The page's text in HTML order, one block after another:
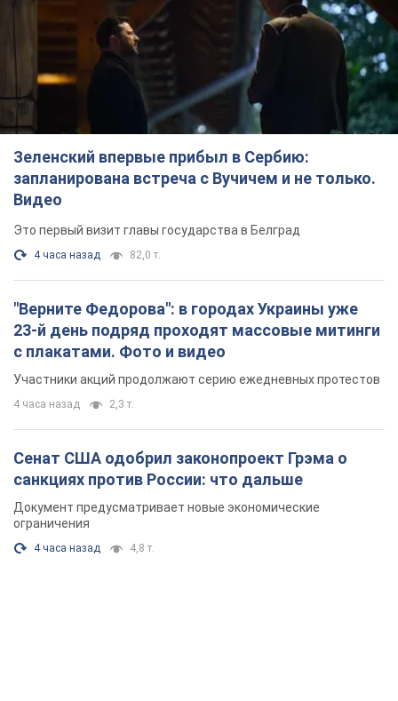
Зеленский впервые прибыл в Сербию:
запланирована встреча с Вучичем и не только.
Видео
Это первый визит главы государства в Белград
4 часа назад 82,0 т.
"Верните Федорова": в городах Украины уже
23-й день подряд проходят массовые митинги
с плакатами. Фото и видео
Участники акций продолжают серию ежедневных протестов
4 часа назад 2,3 т.
Сенат США одобрил законопроект Грэма о
санкциях против России: что дальше
Документ предусматривает новые экономические
ограничения
4 часа назад 4,8 т.